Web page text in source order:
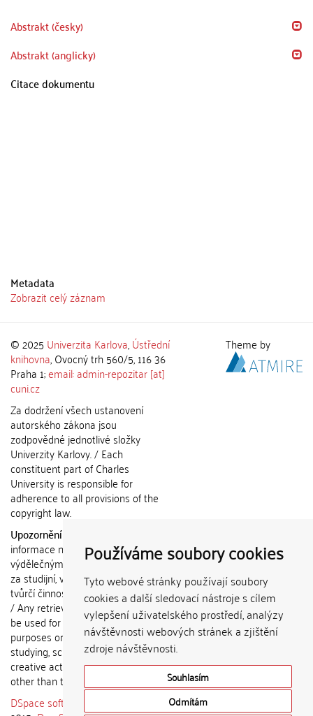
Používáme soubory cookies
Tyto webové stránky používají soubory
cookies a další sledovací nástroje s cílem
vylepšení uživatelského prostředí, analýzy
návštěvnosti webových stránek a zjištění
zdroje návštěvnosti.
Souhlasím
Odmítám
Abstrakt (česky)
Abstrakt (anglicky)
Citace dokumentu
Metadata
Zobrazit celý záznam
© 2025 Univerzita Karlova,Ústřední
knihovna, Ovocný trh 560/5, 116 36
Praha 1;email: admin-repozitar [at]
cuni.cz
Za dodržení všech ustanovení
autorského zákona jsou
zodpovědné jednotlivé složky
Univerzity Karlovy. / Each
constituent part of Charles
University is responsible for
adherence to all provisions of the
copyright law.
Upozornění / Notice:
informace nemohou být použity k
výdělečným účelům nebo vydávány
za studijní, vědeckou nebo jinou
tvůrčí činnost jiné osoby než autora.
/ Any retrieved information shall not
be used for any commercial
purposes or claimed as results of
studying, scientific or any other
creative activities of any person
other than the author.
DSpace software
copyright © 2002-
Theme by